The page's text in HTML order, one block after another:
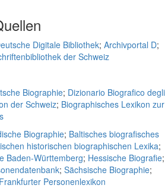
Digitale Bibliothek; Archivportal D;
der Schweiz
Biographie; Dizionario Biografico degli
der Schweiz; Biographisches Lexikon zur
Biographie; Baltisches biografisches
historischen biographischen Lexika;
Baden-Württemberg; Hessische Biografie;
; Sächsische Biographie;
Frankfurter Personenlexikon